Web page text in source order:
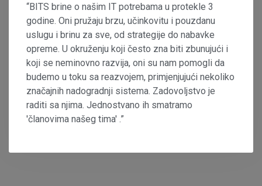
“BITS brine o našim IT potrebama u protekle 3
godine. Oni pružaju brzu, učinkovitu i pouzdanu
uslugu i brinu za sve, od strategije do nabavke
opreme. U okruženju koji često zna biti zbunujući i
koji se neminovno razvija, oni su nam pomogli da
budemo u toku sa reazvojem, primjenjujući nekoliko
značajnih nadogradnji sistema. Zadovoljstvo je
raditi sa njima. Jednostvano ih smatramo
'članovima našeg tima' .”